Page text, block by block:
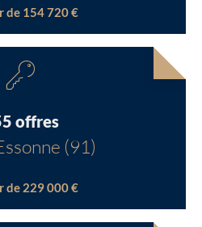
de 154 720 €
offres
(91)
de 229 000 €